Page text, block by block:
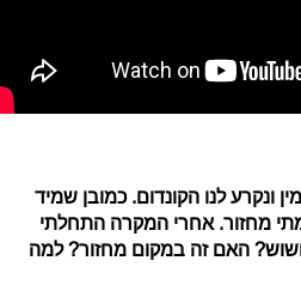
מין ונקרע לנו הקונדום. כמובן שמיד
מחזור. אחרי המקרה התחלתי
האם זה במקום מחזור? למה